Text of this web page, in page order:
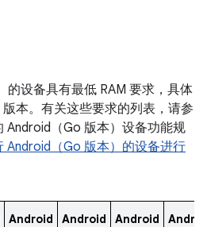
的设备具有最低 RAM 要求，具体
本。有关这些要求的列表，请参
Android（Go 版本）设备功能规
Android（Go 版本）的设备进行
Android
Android
Android